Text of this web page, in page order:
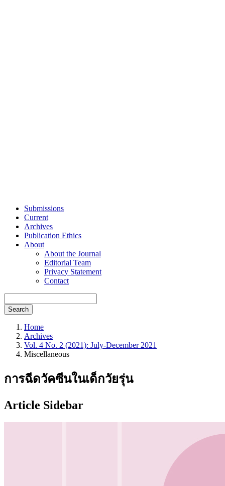
Submissions
Current
Archives
Publication Ethics
About
About the Journal
Editorial Team
Privacy Statement
Contact
Search
Home
Archives
Vol. 4 No. 2 (2021): July-December 2021
Miscellaneous
การฉีดวัคซีนในเด็กวัยรุ่น
Article Sidebar